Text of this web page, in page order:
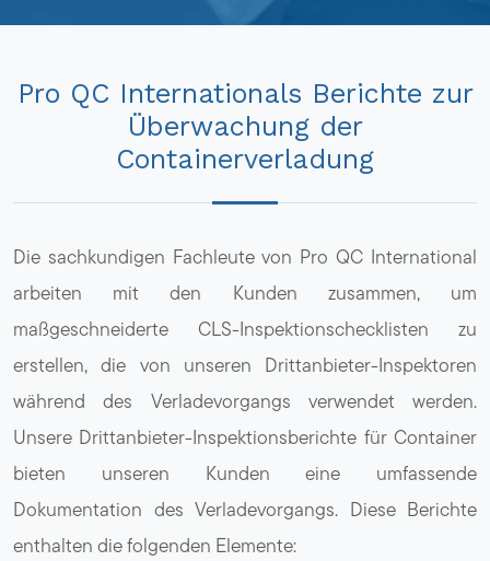
Pro QC Internationals Berichte zur
Überwachung der
Containerverladung
Die sachkundigen Fachleute von Pro QC International
arbeiten mit den Kunden zusammen, um
maßgeschneiderte CLS-Inspektionschecklisten zu
erstellen, die von unseren Drittanbieter-Inspektoren
während des Verladevorgangs verwendet werden.
Unsere Drittanbieter-Inspektionsberichte für Container
bieten unseren Kunden eine umfassende
Dokumentation des Verladevorgangs. Diese Berichte
enthalten die folgenden Elemente: